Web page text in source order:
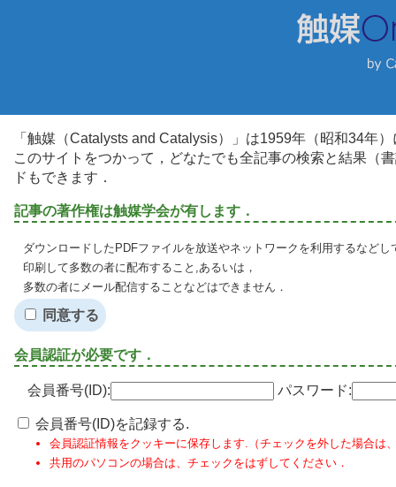
「触媒（Catalysts and Catalysis）」は1959年（昭和34年
このサイトをつかって，どなたでも全記事の検索と結果（
ドもできます．
記事の著作権は触媒学会が有します．
ダウンロードしたPDFファイルを放送やネットワークを利用するなど
印刷して多数の者に配布すること,あるいは，
多数の者にメール配信することなどはできません．
同意する
会員認証が必要です．
会員番号(ID): パスワード:
会員番号(ID)を記録する.
会員認証情報をクッキーに保存します.（チェックを外した場合は
共用のパソコンの場合は、チェックをはずしてください．